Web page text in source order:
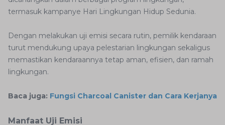
termasuk kampanye Hari Lingkungan Hidup Sedunia.
Dengan melakukan uji emisi secara rutin, pemilik kendaraan
turut mendukung upaya pelestarian lingkungan sekaligus
memastikan kendaraannya tetap aman, efisien, dan ramah
lingkungan.
Baca juga: Fungsi Charcoal Canister dan Cara Kerjanya
Manfaat Uji Emisi